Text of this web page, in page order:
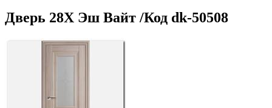
Дверь 28Х Эш Вайт /Код dk-50508